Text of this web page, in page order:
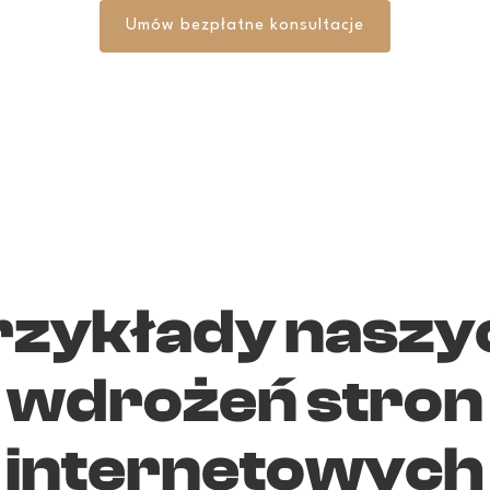
Umów bezpłatne konsultacje
wdrożeń stron
internetowych